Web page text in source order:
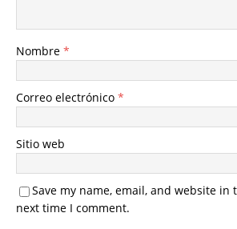
Nombre *
Correo electrónico *
Sitio web
Save my name, email, and website
next time I comment.